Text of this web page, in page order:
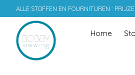
ALLE STOFFEN EN FOURNITUREN :
Home